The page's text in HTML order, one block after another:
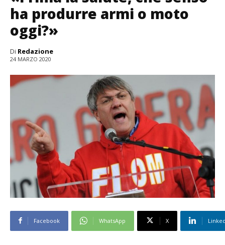
ha produrre armi o moto
oggi?»
Di Redazione
24 MARZO 2020
Facebook WhatsApp X